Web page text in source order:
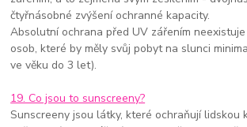
čtyřnásobné zvýšení ochranné kapacity.
Absolutní ochrana před UV zářením
osob, které by měly svůj pobyt na slunci
ve věku do 3 let).
19. Co jsou to sunscreeny?
Sunscreeny jsou látky, které ochraňují lidskou